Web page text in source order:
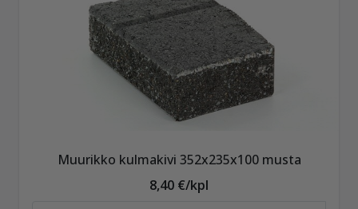
Muurikko kulmakivi 352x235x100 musta
8,40 €/kpl